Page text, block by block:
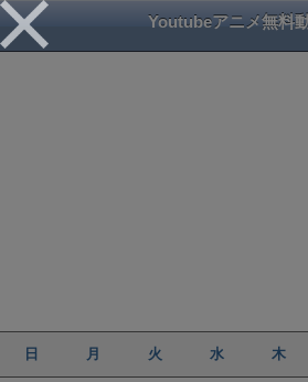
Youtubeアニメ無料
日 月 火 水 木